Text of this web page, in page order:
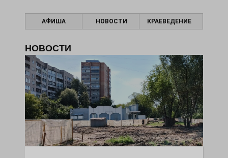
АФИША НОВОСТИ КРАЕВЕДЕНИЕ
НОВОСТИ